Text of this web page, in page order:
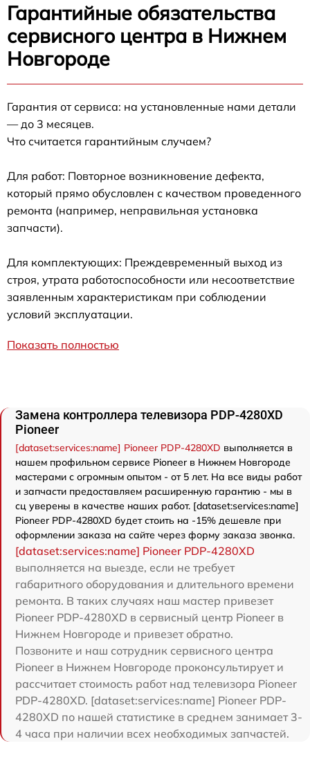
Гарантийные обязательства
сервисного центра в Нижнем
Новгороде
Гарантия от сервиса: на установленные нами детали
— до 3 месяцев.
Что считается гарантийным случаем?
Для работ: Повторное возникновение дефекта,
который прямо обусловлен с качеством проведенного
ремонта (например, неправильная установка
запчасти).
Для комплектующих: Преждевременный выход из
строя, утрата работоспособности или несоответствие
заявленным характеристикам при соблюдении
условий эксплуатации.
Показать полностью
Замена контроллера телевизора PDP-4280XD
Pioneer
[dataset:services:name] Pioneer PDP-4280XD выполняется в
нашем профильном сервисе Pioneer в Нижнем Новгороде
мастерами с огромным опытом - от 5 лет. На все виды работ
и запчасти предоставляем расширенную гарантию - мы в
сц уверены в качестве наших работ. [dataset:services:name]
Pioneer PDP-4280XD будет стоить на -15% дешевле при
оформлении заказа на сайте через форму заказа звонка.
[dataset:services:name] Pioneer PDP-4280XD
выполняется на выезде, если не требует
габаритного оборудования и длительного времени
ремонта. В таких случаях наш мастер привезет
Pioneer PDP-4280XD в сервисный центр Pioneer в
Нижнем Новгороде и привезет обратно.
Позвоните и наш сотрудник сервисного центра
Pioneer в Нижнем Новгороде проконсультирует и
рассчитает стоимость работ над телевизора Pioneer
PDP-4280XD. [dataset:services:name] Pioneer PDP-
4280XD по нашей статистике в среднем занимает 3-
4 часа при наличии всех необходимых запчастей.